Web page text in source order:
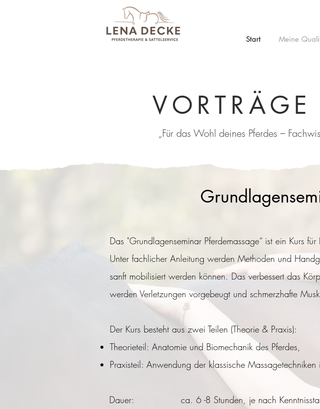
Start Meine
„Für das Wohl deines Pferdes –
Das "Grundlagenseminar Pferdemassage“ ist ein Kurs für
Unter fachlicher Anleitung werden Methoden und
sanft mobilisiert werden können. Das verbessert das
werden Verletzungen vorgebeugt und schmerzhafte
Der Kurs besteht aus zwei Teilen (Theorie & Praxis):
Theorieteil: Anatomie und Biomechanik des Pferdes,
Praxisteil: Anwendung der klassische Massagetechniken
ca. 6 -8 Stunden, je nach
Dauer: